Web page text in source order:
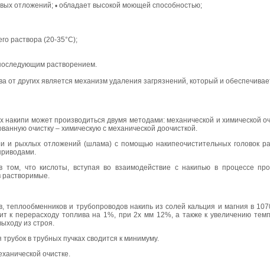
отложений; • обладает высокой моющей способностью;
раствора (20-35°С);
растворением.
от других является механизм удаления загрязнений, который и
может производиться двумя методами: механической и химической
очистку – химическую с механической доочисткой.
и рыхлых отложений (шлама) с помощью накипеочистительных головок
что кислоты, вступая во взаимодействие с накипью в процессе
теплообменников и трубопроводов накипь из солей кальция и магния в
к перерасходу топлива на 1%, при 2х мм 12%, а также к увеличению
из строя.
в трубных пучках сводится к минимуму.
очистке.